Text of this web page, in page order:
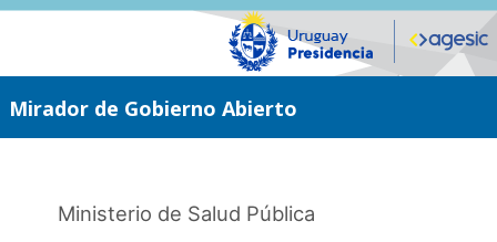
Saltar
Mirador de Gobierno Abierto
Ministerio de Salud Pública